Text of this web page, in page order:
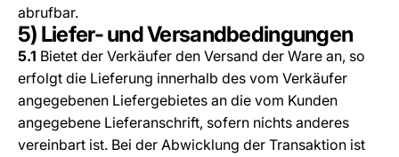
abrufbar.
5) Liefer- und Versandbedingungen
5.1 Bietet der Verkäufer den Versand der Ware an, so
erfolgt die Lieferung innerhalb des vom Verkäufer
angegebenen Liefergebietes an die vom Kunden
angegebene Lieferanschrift, sofern nichts anderes
vereinbart ist. Bei der Abwicklung der Transaktion ist